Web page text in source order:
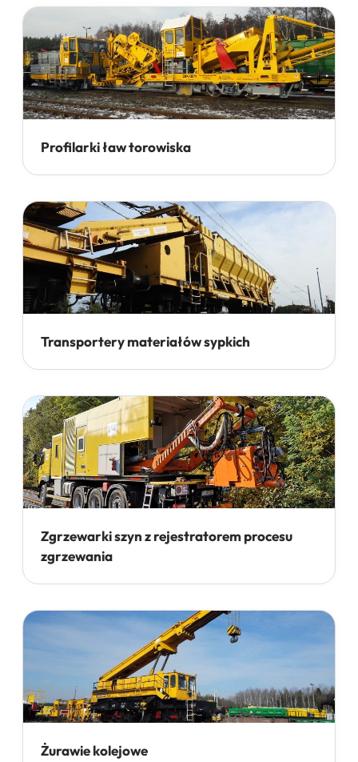
Profilarki ław torowiska
Transportery materiałów sypkich
Zgrzewarki szyn z rejestratorem procesu
zgrzewania
Żurawie kolejowe